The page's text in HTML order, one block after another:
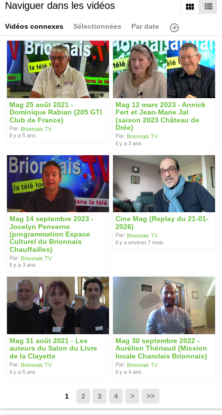
Naviguer dans les vidéos
Vidéos connexes Sélectionnées Par date
Mag 25 août 2021 -
Dominique Rabian (205 GTI
Club de France)
Par: Brionnais TV
Il y a 5 ans
Mag 12 mars 2023 - Annick
Fert et Jean-Marie Jal
(saison 2023 Château de
Drée)
Par: Brionnais TV
Il y a 3 ans
Mag 14 septembre 2023 -
Jocelyn Penverne
(programmation Espace
Culturel du Brionnais
Chauffailles)
Par: Brionnais TV
Il y a 3 ans
Cine Mag (Replay du 21-01-
2026)
Par: Brionnais TV
Il y a environ 7 mois
Mag 31 août 2021 - Les
auteurs du Salon du Livre
de la Clayette
Par: Brionnais TV
Il y a 5 ans
Mag 30 septembre 2022 -
Aurélien Thériaud (Mission
locale Charolais Brionnais)
Par: Brionnais TV
Il y a 4 ans
1 2 3 4 > >>